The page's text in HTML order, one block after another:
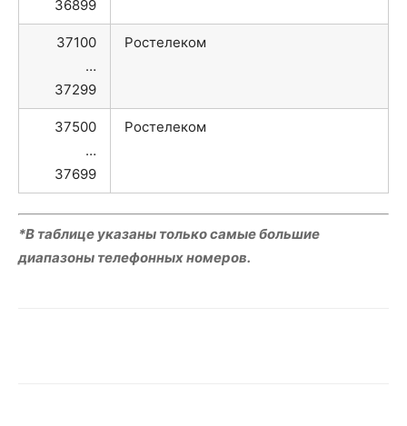
36899
37100
…
37299
Ростелеком
37500
…
37699
Ростелеком
*В таблице указаны только самые большие
диапазоны телефонных номеров.